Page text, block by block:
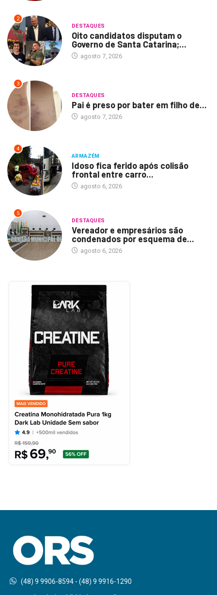
2
DESTAQUES
Oito candidatos disputam o
Governo de Santa Catarina;...
agosto 7, 2026
3
DESTAQUES
Pai é preso por bater em filho de...
agosto 7, 2026
4
ARMAZÉM
Idoso fica ferido após colisão
frontal entre carro...
agosto 6, 2026
5
DESTAQUES
Vereador e empresários são
condenados por esquema de...
agosto 6, 2026
(48) 9 9906-8594 - (48) 9 9916-1290